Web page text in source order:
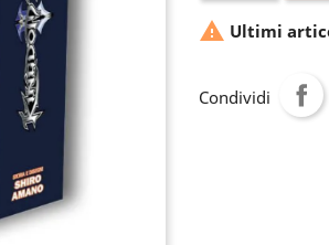
 Ultimi
Condividi